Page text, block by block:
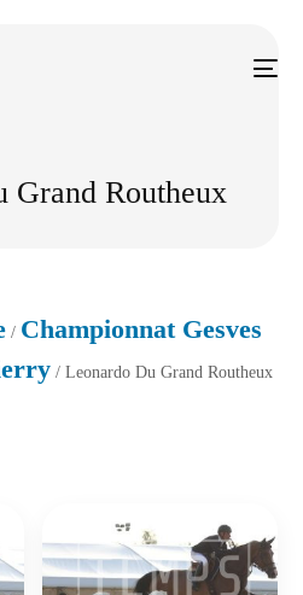
Grand Routheux
/ Championnat Gesves
/ Leonardo Du Grand Routheux